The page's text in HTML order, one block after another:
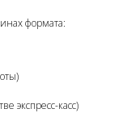
формата:
экспресс-касс)